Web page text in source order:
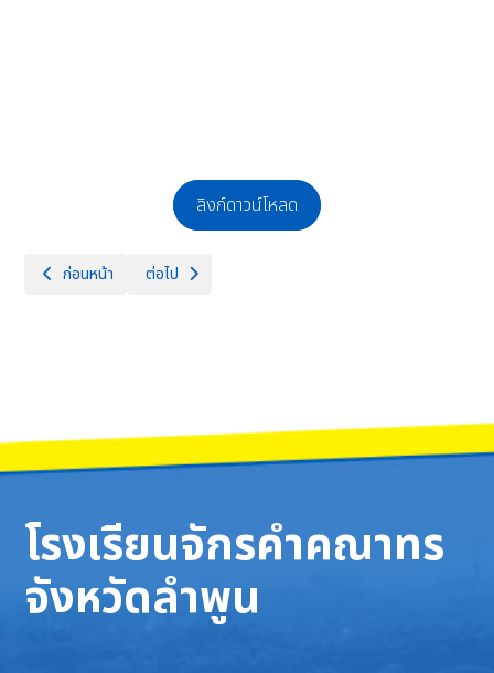
ลิงก์ดาวน์โหลด
เนื้อหาก่อนหน้า: การขับเคลื่อนจริยธรรม
ก่อนหน้า เนื้อหาถัดไป: แผนยุทธศาสตร์หรือแผนพัฒนาหน่วยงาน
ต่อไป
โรงเรียนจักรคำคณาทร
จังหวัดลำพูน